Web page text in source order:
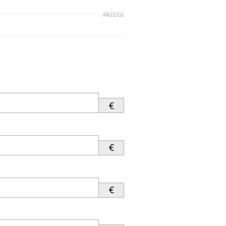
ANZEIGE
€
€
€